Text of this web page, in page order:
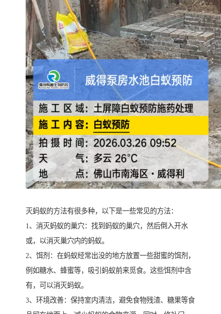
灭蚂蚁的方法有很多种，以下是一些常见的方法：
1、消灭蚂蚁的巢穴：找到蚂蚁的巢穴，然后倒入开水
或，以消灭巢穴内的蚂蚁。
2、饵剂：在蚂蚁经常出没的地方放置一些甜蜜的饵剂，
例如糖水、蜂蜜等，吸引蚂蚁前来觅食。这些饵剂中含
有，可以消灭蚂蚁。
3、环境改善：保持室内清洁，避免食物残渣、糖果等食